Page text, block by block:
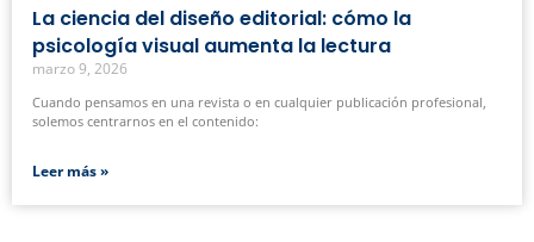
La ciencia del diseño editorial: cómo la
psicología visual aumenta la lectura
marzo 9, 2026
Cuando pensamos en una revista o en cualquier publicación profesional,
solemos centrarnos en el contenido:
Leer más »